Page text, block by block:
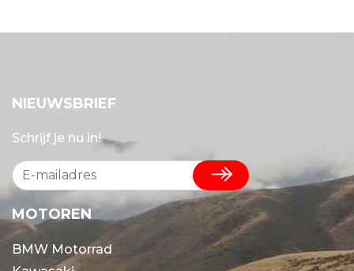
NIEUWSBRIEF
Schrijf je nu in!
MOTOREN
BMW Motorrad